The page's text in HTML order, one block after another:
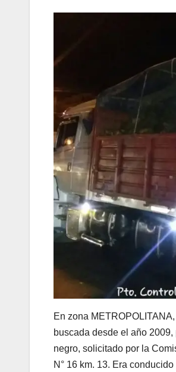
En zona
buscada desde el año
negro, solicitado por la
N° 16 km. 13. Era